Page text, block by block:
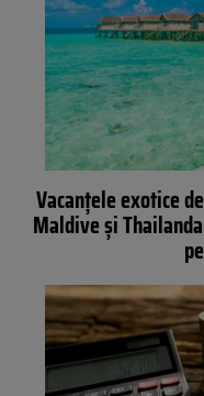
Vacanțele exotice
Maldive și